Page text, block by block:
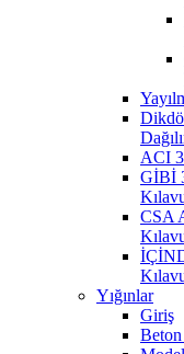
ACI
GİBİ
CSA
Yığınlar
Giriş
Beton